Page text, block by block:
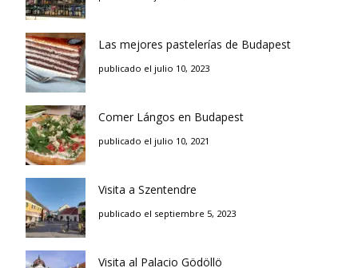
Las mejores pastelerías de Budapest
publicado el julio 10, 2023
Comer Lángos en Budapest
publicado el julio 10, 2021
Visita a Szentendre
publicado el septiembre 5, 2023
Visita al Palacio Gödöllö